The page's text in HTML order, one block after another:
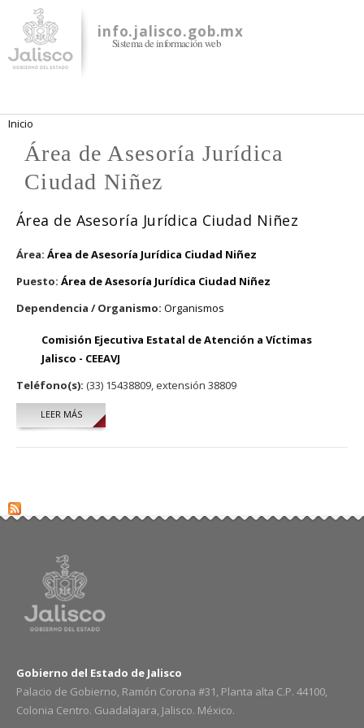
contenido
principal
info.jalisco.gob.mx
Sistema de información web
Se encuentra usted aquí
Inicio
Área de Asesoría Jurídica
Ciudad Niñez
Área de Asesoría Jurídica Ciudad Niñez
Área: Área de Asesoría Jurídica Ciudad Niñez
Puesto: Área de Asesoría Jurídica Ciudad Niñez
Dependencia / Organismo: Organismos
Comisión Ejecutiva Estatal de Atención a Víctimas
Jalisco - CEEAVJ
Teléfono(s): (33) 15438809, extensión 38809
LEER MÁSSOBRE ÁREA DE ASESORÍA JURÍDICA CIUDAD NIÑEZ
Gobierno del Estado de Jalisco
Palacio de Gobierno, Ramón Corona #31, Planta alta C.P. 44100,
Colonia Centro. Guadalajara, Jalisco. México.